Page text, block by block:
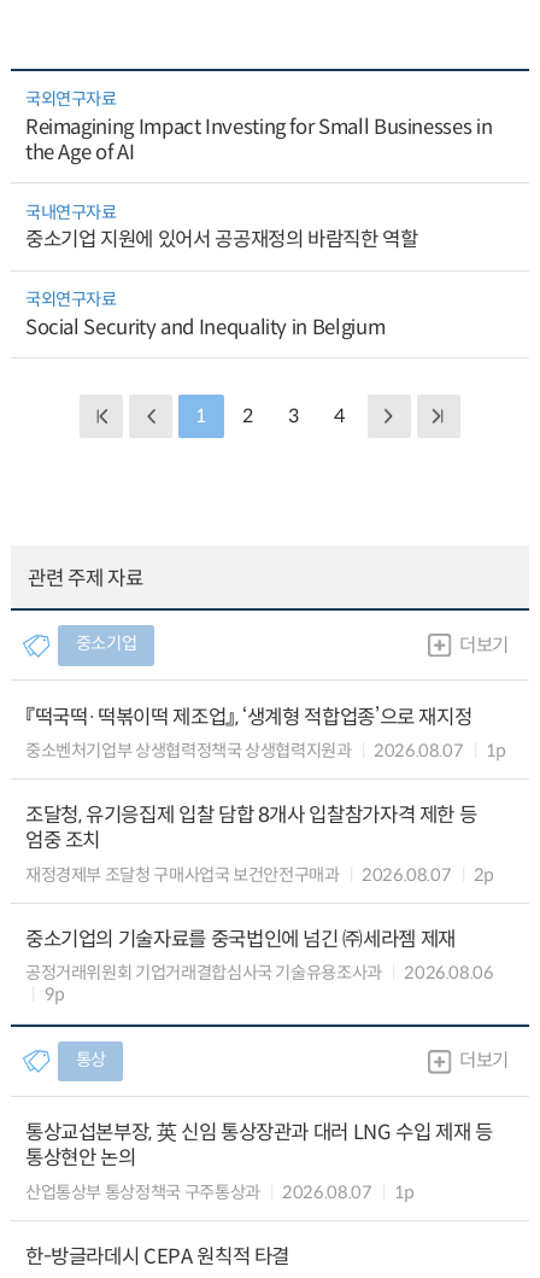
국외연구자료
Reimagining Impact Investing for Small Businesses in
the Age of AI
국내연구자료
중소기업 지원에 있어서 공공재정의 바람직한 역할
국외연구자료
Social Security and Inequality in Belgium
1 2 3 4
관련 주제 자료
중소기업 더보기
『떡국떡·떡볶이떡 제조업』, ‘생계형 적합업종’으로 재지정
중소벤처기업부 상생협력정책국 상생협력지원과 2026.08.07 1p
조달청, 유기응집제 입찰 담합 8개사 입찰참가자격 제한 등
엄중 조치
재정경제부 조달청 구매사업국 보건안전구매과 2026.08.07 2p
중소기업의 기술자료를 중국법인에 넘긴 ㈜세라젬 제재
공정거래위원회 기업거래결합심사국 기술유용조사과
2026.08.06
9p
통상 더보기
통상교섭본부장, 英 신임 통상장관과 대러 LNG 수입 제재 등
통상현안 논의
산업통상부 통상정책국 구주통상과 2026.08.07 1p
한-방글라데시 CEPA 원칙적 타결